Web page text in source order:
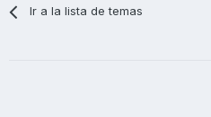
Ir a la lista de temas